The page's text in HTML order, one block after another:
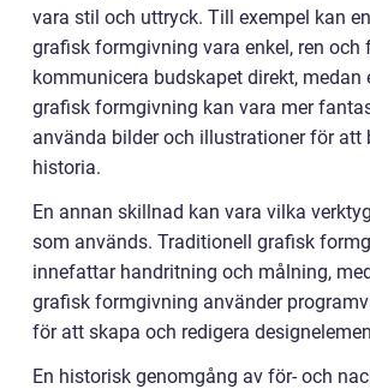
vara stil och uttryck. Till exempel kan
grafisk formgivning vara enkel, ren och
kommunicera budskapet direkt, medan
grafisk formgivning kan vara mer
använda bilder och illustrationer för att
historia.
En annan skillnad kan vara vilka
som används. Traditionell grafisk
innefattar handritning och målning,
grafisk formgivning använder
för att skapa och redigera
En historisk genomgång av för- och